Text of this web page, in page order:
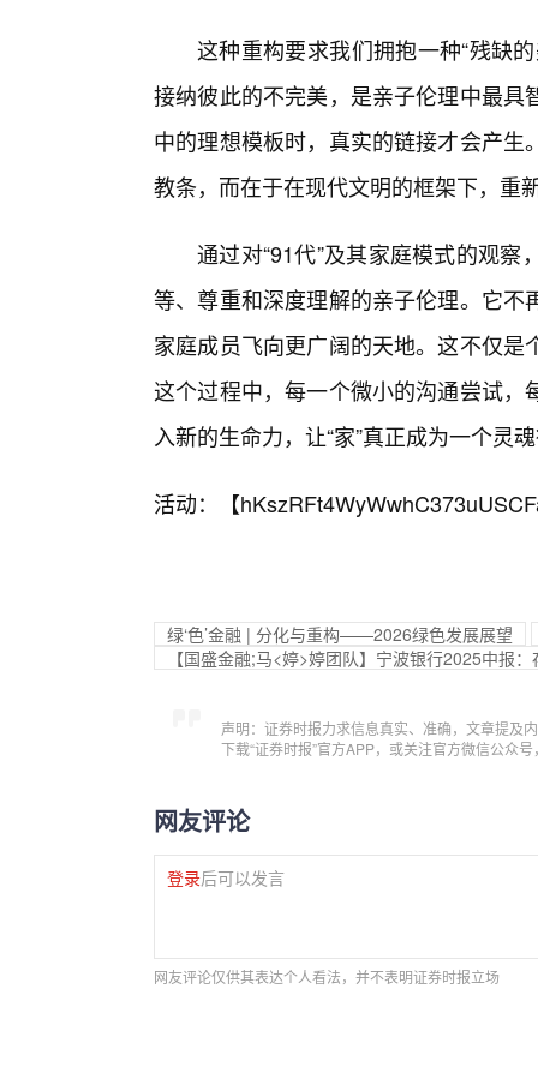
这种重构要求我们拥抱一种“残缺
接纳彼此的不完美，是亲子伦理中最
中的理想模板时，真实的链接才会产
教条，而在于在现代文明的框架下，重
通过对“91代”及其家庭模式的观
等、尊重和深度理解的亲子伦理。它
家庭成员飞向更广阔的天地。这不仅
这个过程中，每一个微小的沟通尝试
入新的生命力，让“家”真正成为一个灵
活动：【
绿‘色’金融 | 分化与重构——2026绿色发展展望
【国盛金融;马<婷>婷团队】宁波银行2025中报
声明：证券时报力求信息真实、准确，文章提及
下载“证券时报”官方APP，或关注官方微信公众
网友评论
登录后可以发言
网友评论仅供其表达个人看法，并不表明证券时报立场